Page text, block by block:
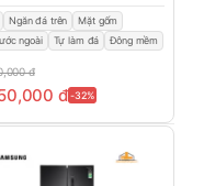
Ngăn đá trên
Mặt gốm
ngoài
Tự làm đá Đông mềm
đ
đ-32%